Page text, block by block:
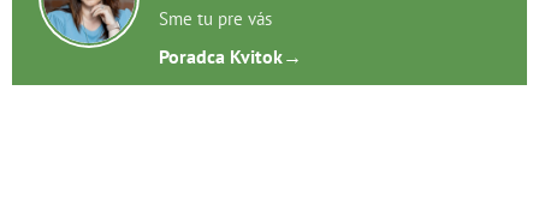
Sme tu pre vás
Poradca Kvitok→